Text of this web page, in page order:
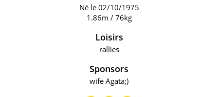
Né le 02/10/1975
1.86m / 76kg
Loisirs
rallies
Sponsors
wife Agata;)